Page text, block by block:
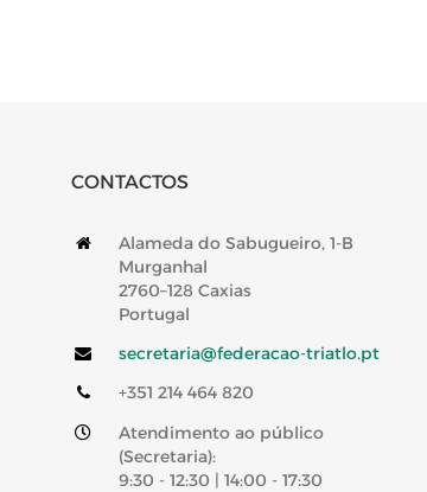
CONTACTOS
Alameda do Sabugueiro, 1-B
Murganhal
2760–128 Caxias
Portugal
secretaria@federacao-triatlo.pt
+351 214 464 820
Atendimento ao público
(Secretaria):
9:30 - 12:30 | 14:00 - 17:30